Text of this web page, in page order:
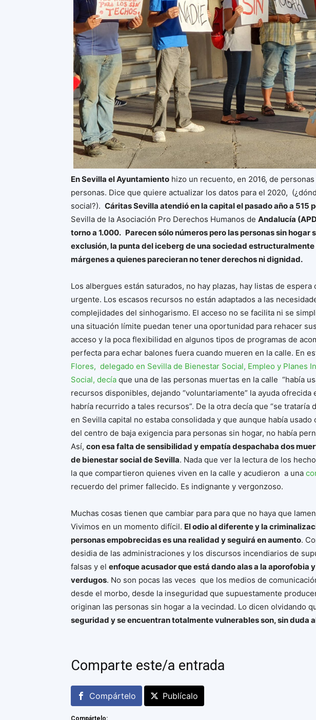
En Sevilla el Ayuntamiento hizo un recuento, en 2016, de
personas. Dice que quiere actualizar los datos para el 2020,
social?). Cáritas Sevilla atendió en la capital el pasado año a 515
Sevilla de la Asociación Pro Derechos Humanos de Andalucía
torno a 1.000. Parecen sólo números pero las personas sin hogar
exclusión, la punta del iceberg de una sociedad
márgenes a quienes parecieran no tener derechos ni dignidad.
Los albergues están saturados, no hay plazas, hay listas de
urgente. Los escasos recursos no están adaptados a las
complejidades del sinhogarismo. El acceso no se facilita ni se
una situación límite puedan tener una oportunidad para rehacer
acceso y la poca flexibilidad en algunos tipos de programas de
perfecta para echar balones fuera cuando mueren en la calle. En
Flores, delegado en Sevilla de Bienestar Social, Empleo y Planes
Social, decía que una de las personas muertas en la calle “había
recursos disponibles, dejando “voluntariamente” la ayuda ofrecida
habría recurrido a tales recursos”. De la otra decía que “se trataría
en Sevilla capital no estaba consolidada y que aunque había
del centro de baja exigencia para personas sin hogar, no había
Así, con esa falta de sensibilidad y empatía despachaba dos
de bienestar social de Sevilla. Nada que ver la lectura de los
la que compartieron quienes viven en la calle y acudieron a una
recuerdo del primer fallecido. Es indignante y vergonzoso.
Muchas cosas tienen que cambiar para para que no haya que
Vivimos en un momento difícil. El odio al diferente y la
personas empobrecidas es una realidad y seguirá en aumento.
desidia de las administraciones y los discursos incendiarios de
falsas y el enfoque acusador que está dando alas a la aporofobia
verdugos. No son pocas las veces que los medios de
desde el morbo, desde la inseguridad que supuestamente
originan las personas sin hogar a la vecindad. Lo dicen olvidando
seguridad y se encuentran totalmente vulnerables son, sin duda
Comparte este/a entrada
Compártelo Publícalo
Compártelo: